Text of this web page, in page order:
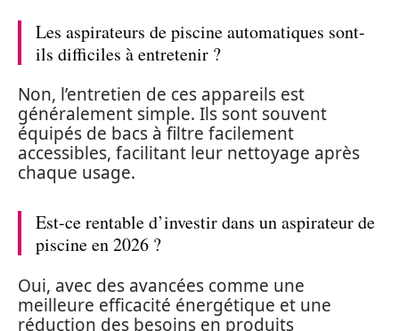
Les aspirateurs de piscine automatiques sont-
ils difficiles à entretenir ?
Non, l’entretien de ces appareils est
généralement simple. Ils sont souvent
équipés de bacs à filtre facilement
accessibles, facilitant leur nettoyage après
chaque usage.
Est-ce rentable d’investir dans un aspirateur de
piscine en 2026 ?
Oui, avec des avancées comme une
meilleure efficacité énergétique et une
réduction des besoins en produits